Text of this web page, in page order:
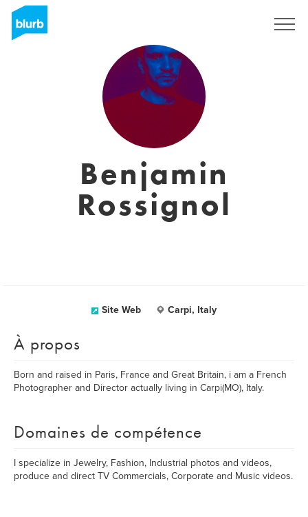
Benjamin
Rossignol
Site Web Carpi, Italy
À propos
Born and raised in Paris, France and Great Britain, i am a French
Photographer and Director actually living in Carpi(MO), Italy.
Domaines de compétence
I specialize in Jewelry, Fashion, Industrial photos and videos,
produce and direct TV Commercials, Corporate and Music videos.